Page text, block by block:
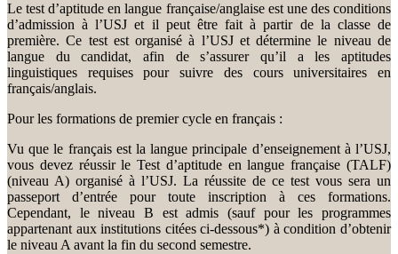
Le test d’aptitude en langue française/anglaise est une des conditions
d’admission à l’USJ et il peut être fait à partir de la classe de
première. Ce test est organisé à l’USJ et détermine le niveau de
langue du candidat, afin de s’assurer qu’il a les aptitudes
linguistiques requises pour suivre des cours universitaires en
français/anglais.
Pour les formations de premier cycle en français :
Vu que le français est la langue principale d’enseignement à l’USJ,
vous devez réussir le Test d’aptitude en langue française (TALF)
(niveau A) organisé à l’USJ. La réussite de ce test vous sera un
passeport d’entrée pour toute inscription à ces formations.
Cependant, le niveau B est admis (sauf pour les programmes
appartenant aux institutions citées ci-dessous*) à condition d’obtenir
le niveau A avant la fin du second semestre.